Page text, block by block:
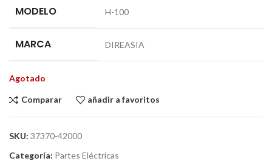
MODELO H-100
MARCA DIREASIA
Agotado
Comparar añadir a favoritos
SKU: 37370-42000
Categoría: Partes Eléctricas